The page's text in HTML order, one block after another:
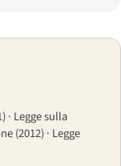
· Legge sulla
(2012) · Legge